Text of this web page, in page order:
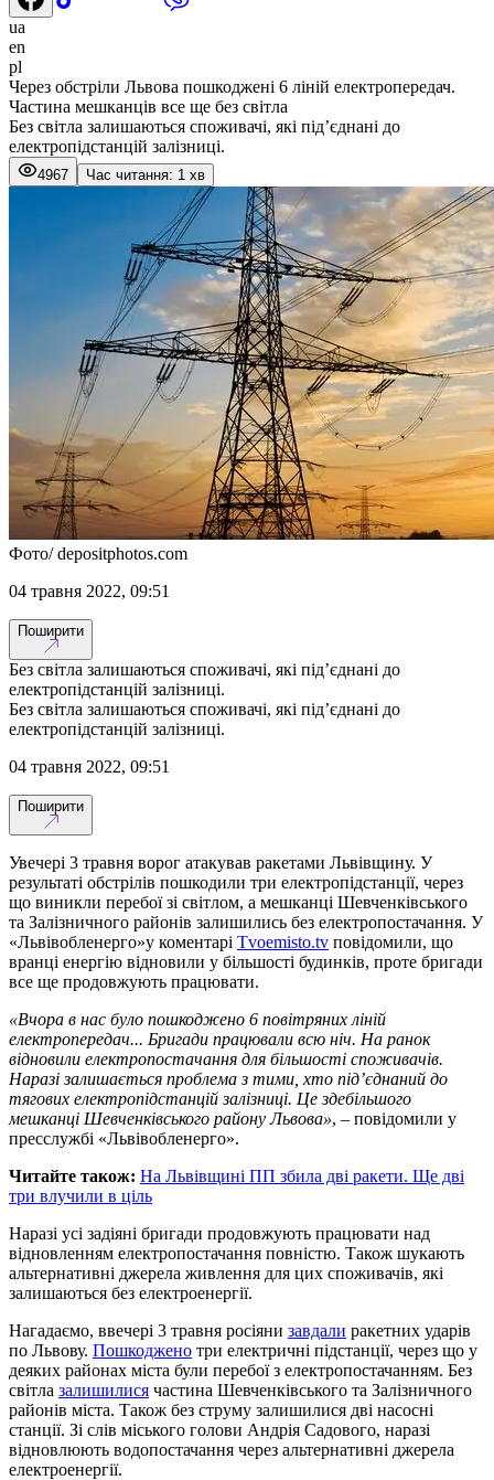
ua
en
pl
Через обстріли Львова пошкоджені 6 ліній електропередач.
Частина мешканців все ще без світла
Без світла залишаються споживачі, які під’єднані до
електропідстанцій залізниці.
4967 Час читання: 1 хв
Фото/ depositphotos.com
04 травня 2022, 09:51
Поширити
Без світла залишаються споживачі, які під’єднані до
електропідстанцій залізниці.
Без світла залишаються споживачі, які під’єднані до
електропідстанцій залізниці.
04 травня 2022, 09:51
Поширити
Увечері 3 травня ворог атакував ракетами Львівщину. У
результаті обстрілів пошкодили три електропідстанції, через
що виникли перебої зі світлом, а мешканці Шевченківського
та Залізничного районів залишились без електропостачання. У
«Львівобленерго»у коментарі Tvoemisto.tv повідомили, що
вранці енергію відновили у більшості будинків, проте бригади
все ще продовжують працювати.
«Вчора в нас було пошкоджено 6 повітряних ліній
електропередач... Бригади працювали всю ніч. На ранок
відновили електропостачання для більшості споживачів.
Наразі залишається проблема з тими, хто під’єднаний до
тягових електропідстанцій залізниці. Це здебільшого
мешканці Шевченківського району Львова», – повідомили у
пресслужбі «Львівобленерго».
Читайте також: На Львівщині ПП збила дві ракети. Ще дві
три влучили в ціль
Наразі усі задіяні бригади продовжують працювати над
відновленням електропостачання повністю. Також шукають
альтернативні джерела живлення для цих споживачів, які
залишаються без електроенергії.
Нагадаємо, ввечері 3 травня росіяни завдали ракетних ударів
по Львову. Пошкоджено три електричні підстанції, через що у
деяких районах міста були перебої з електропостачанням. Без
світла залишилися частина Шевченківського та Залізничного
районів міста. Також без струму залишилися дві насосні
станції. Зі слів міського голови Андрія Садового, наразі
відновлюють водопостачання через альтернативні джерела
електроенергії.